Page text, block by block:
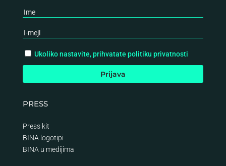
Ukoliko nastavite, prihvatate politiku privatnosti
PRESS
Press kit
BINA logotipi
BINA u medijima